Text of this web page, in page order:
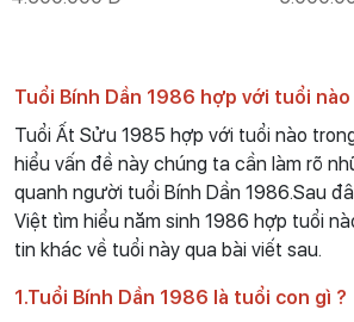
Tuổi Bính Dần 1986 hợp với tuổi
Tuổi Ất Sửu 1985 hợp với tuổi nào
hiểu vấn đề này chúng ta cần làm rõ
quanh người tuổi Bính Dần 1986.Sau
Việt tìm hiểu năm sinh 1986 hợp tuổi
tin khác về tuổi này qua bài viết sau.
1.Tuổi Bính Dần 1986 là tuổi con gì ?